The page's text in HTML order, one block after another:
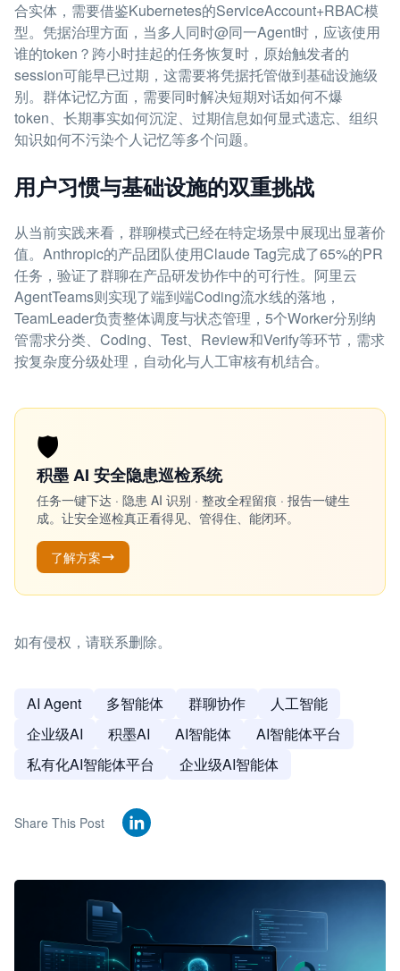
合实体，需要借鉴Kubernetes的ServiceAccount+RBAC模
型。凭据治理方面，当多人同时@同一Agent时，应该使用
谁的token？跨小时挂起的任务恢复时，原始触发者的
session可能早已过期，这需要将凭据托管做到基础设施级
别。群体记忆方面，需要同时解决短期对话如何不爆
token、长期事实如何沉淀、过期信息如何显式遗忘、组织
知识如何不污染个人记忆等多个问题。
用户习惯与基础设施的双重挑战
从当前实践来看，群聊模式已经在特定场景中展现出显著价
值。Anthropic的产品团队使用Claude Tag完成了65%的PR
任务，验证了群聊在产品研发协作中的可行性。阿里云
AgentTeams则实现了端到端Coding流水线的落地，
TeamLeader负责整体调度与状态管理，5个Worker分别纳
管需求分类、Coding、Test、Review和Verify等环节，需求
按复杂度分级处理，自动化与人工审核有机结合。
🛡️
积墨 AI 安全隐患巡检系统
任务一键下达 · 隐患 AI 识别 · 整改全程留痕 · 报告一键生
成。让安全巡检真正看得见、管得住、能闭环。
了解方案
如有侵权，请联系删除。
AI Agent 多智能体 群聊协作
人工智能
企业级AI
积墨AI AI智能体
AI智能体平台
私有化AI智能体平台
企业级AI智能体
Share This Post